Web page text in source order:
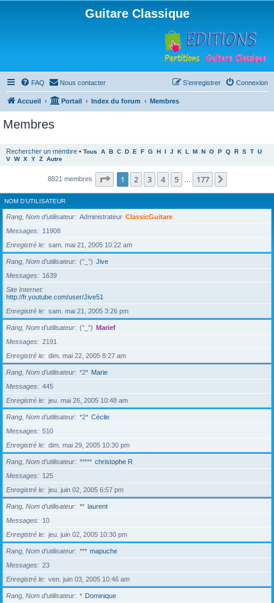
Guitare Classique
FAQ Nous contacter Connexion
S’enregistrer
Accueil Portail Index du forum Membres
Membres
Rechercher un membre • Tous A B C D E F G H I J K L M N O P Q R S T U
V W X Y Z Autre
8821 membres Page 1sur177
1 2 3 4 5 177
NOM D’UTILISATEUR
Rang, Nom d’utilisateur Administrateur ClassicGuitare
Messages
11908
Enregistré le
sam. mai 21, 2005 10:22 am
Rang, Nom d’utilisateur (°_°) Jive
Messages
1639
Site Internet
http://fr.youtube.com/user/Jive51
Enregistré le
sam. mai 21, 2005 3:26 pm
Rang, Nom d’utilisateur (°_°) Marief
Messages
2191
Enregistré le
dim. mai 22, 2005 8:27 am
Rang, Nom d’utilisateur *2* Marie
Messages
445
Enregistré le
jeu. mai 26, 2005 10:48 am
Rang, Nom d’utilisateur *2* Cécile
Messages
510
Enregistré le
dim. mai 29, 2005 10:30 pm
Rang, Nom d’utilisateur ***** christophe R
Messages
125
Enregistré le
jeu. juin 02, 2005 6:57 pm
Rang, Nom d’utilisateur ** laurent
Messages
10
Enregistré le
jeu. juin 02, 2005 10:30 pm
Rang, Nom d’utilisateur *** mapuche
Messages
23
Enregistré le
ven. juin 03, 2005 10:46 am
Rang, Nom d’utilisateur * Dominique